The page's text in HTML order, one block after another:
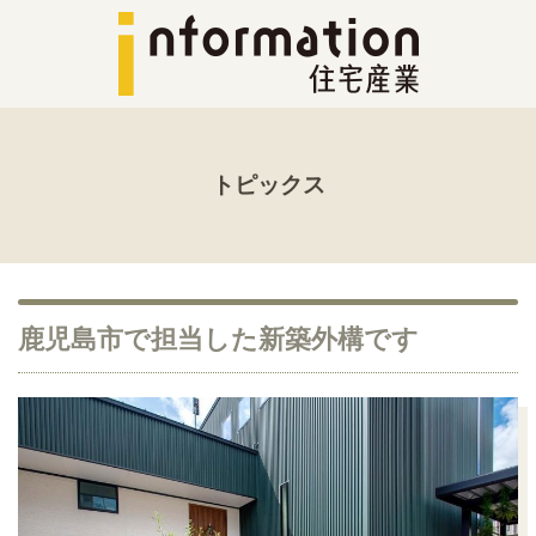
トピックス
鹿児島市で担当した新築外構です